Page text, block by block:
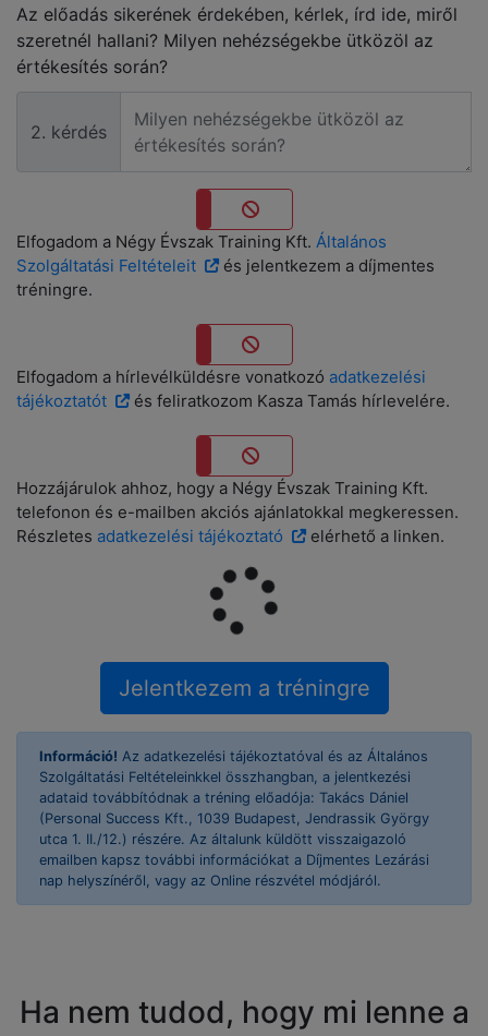
Az előadás sikerének érdekében, kérlek, írd ide, miről
szeretnél hallani? Milyen nehézségekbe ütközöl az
értékesítés során?
2. kérdés
Igen Nem
Elfogadom a Négy Évszak Training Kft. Általános
Szolgáltatási Feltételeit
és jelentkezem a díjmentes
tréningre.
Igen Nem
Elfogadom a hírlevélküldésre vonatkozó adatkezelési
tájékoztatót
és feliratkozom Kasza Tamás hírlevelére.
Igen Nem
Hozzájárulok ahhoz, hogy a Négy Évszak Training Kft.
telefonon és e-mailben akciós ajánlatokkal megkeressen.
Részletes adatkezelési tájékoztató elérhető a linken.
Információ! Az adatkezelési tájékoztatóval és az Általános
Szolgáltatási Feltételeinkkel összhangban, a jelentkezési
adataid továbbítódnak a tréning előadója: Takács Dániel
(Personal Success Kft., 1039 Budapest, Jendrassik György
utca 1. II./12.) részére. Az általunk küldött visszaigazoló
emailben kapsz további információkat a Díjmentes Lezárási
nap helyszínéről, vagy az Online részvétel módjáról.
Ha nem tudod, hogy mi lenne a